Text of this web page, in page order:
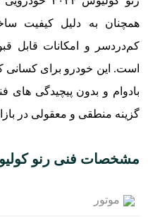
همچنان به دلیل کیفیت
کم‌دردسر و امکانات قابل
است. این خودرو برای کسانی
بادوام و بدون پیچیدگی های
گزینه منطقی و معقولی در
مشخصات فنی رنو
موتور